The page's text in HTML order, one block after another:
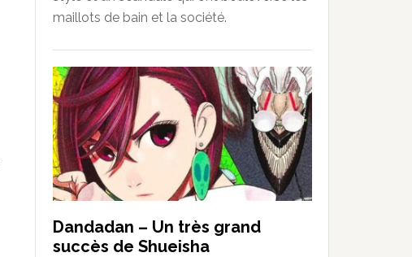
maillots de bain et la société.
Dandadan – Un très grand
succès de Shueisha